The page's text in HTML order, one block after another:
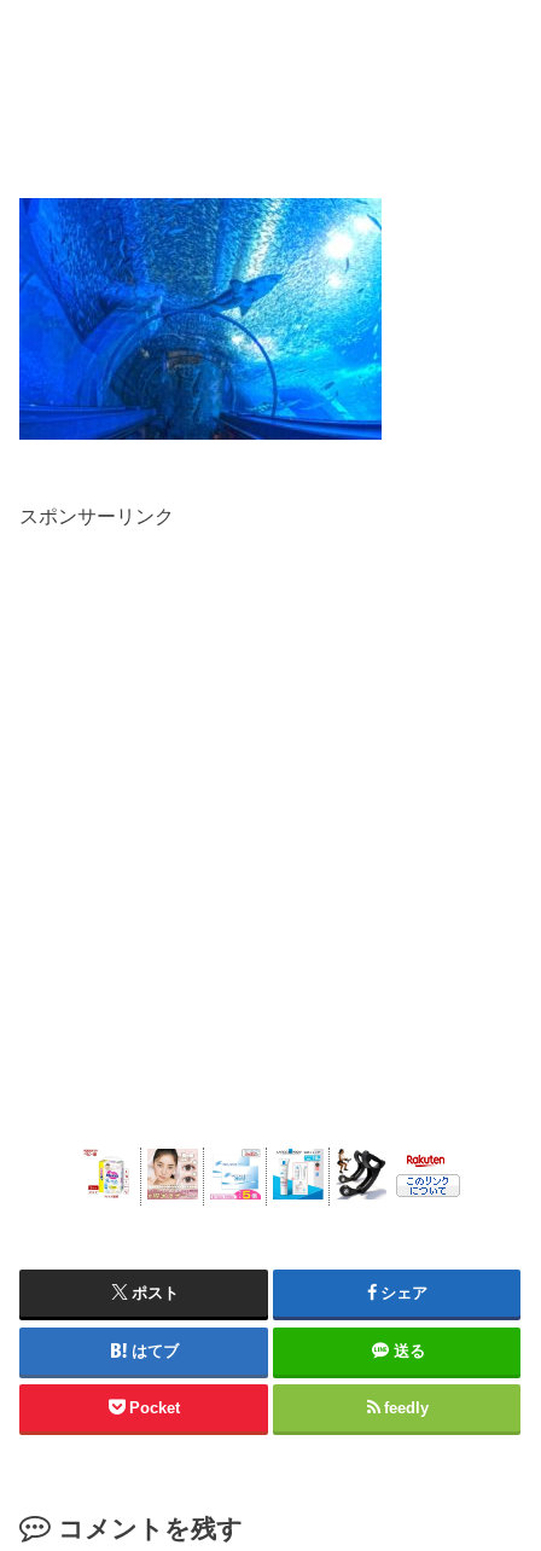
スポンサーリンク
ポスト シェア
はてブ 送る
Pocket feedly
コメントを残す